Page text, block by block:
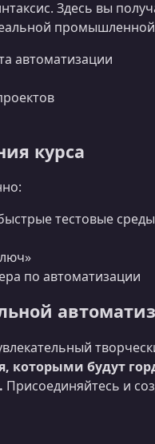
Здесь вы
автоматизации
курса
тестовые среды
по автоматизации
которыми будут
Присоединяйтесь и